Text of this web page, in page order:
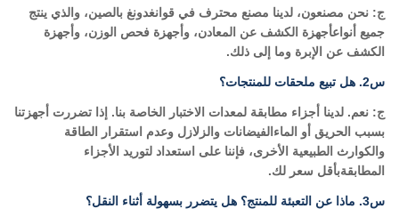
ج: نحن مصنعون، لدينا مصنع محترف في قوانغدونغ بالصين، والذي ينتج
جميع أنواعأجهزة الكشف عن المعادن، وأجهزة فحص الوزن، وأجهزة
الكشف عن الإبرة وما إلى ذلك.
س2. هل تبيع ملحقات للمنتجات؟
ج: نعم. لدينا أجزاء مطابقة لمعدات الاختبار الخاصة بنا. إذا تضررت أجهزتنا
بسبب الحريق أو الماء الفيضانات والزلازل وعدم استقرار الطاقة
والكوارث الطبيعية الأخرى، فإننا على استعداد لتوريد الأجزاء
المطابقةبأقل سعر لك.
س3. ماذا عن التعبئة للمنتج؟ هل يتضرر بسهولة أثناء النقل؟